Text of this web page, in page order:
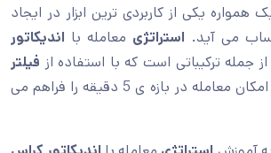
همواره یکی از کاربردی ترین ابزار در ایجاد
می آید. استراتژی معامله با اندیکاتور
از جمله ترکیباتی است که با استفاده از فیلتر
امکان معامله در بازه ی 5 دقیقه را فراهم می